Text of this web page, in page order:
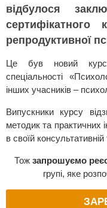
відбулося
сертифікатного
репродуктивної
Це був новий курс
спеціальності
інших учасників –
Випускники курсу
методик та практичних
в своїй
Тож запрошуємо
групі, яке